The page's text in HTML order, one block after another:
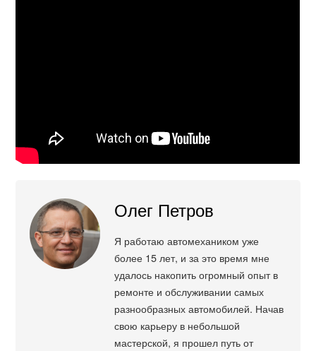
Олег Петров
Я работаю автомехаником уже
более 15 лет, и за это время мне
удалось накопить огромный опыт в
ремонте и обслуживании самых
разнообразных автомобилей. Начав
свою карьеру в небольшой
мастерской, я прошел путь от